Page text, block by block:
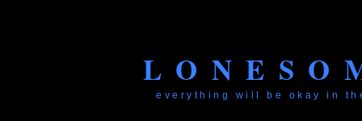
everything will be okay in